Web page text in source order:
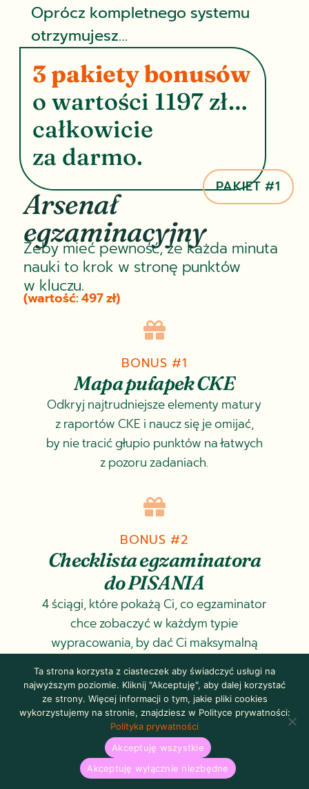
Oprócz kompletnego systemu
otrzymujesz…
3 pakiety bonusów
o wartości 1197 zł…
całkowicie
za darmo.
PAKIET #1
Arsenał
egzaminacyjny
Żeby mieć pewność, że każda minuta
nauki to krok w stronę punktów
w kluczu.
(wartość: 497 zł)

BONUS #1
Mapa pułapek CKE
Odkryj najtrudniejsze elementy matury
z raportów CKE i naucz się je omijać,
by nie tracić głupio punktów na łatwych
z pozoru zadaniach.

BONUS #2
Checklista egzaminatora
do PISANIA
4 ściągi, które pokażą Ci, co egzaminator
chce zobaczyć w każdym typie
wypracowania, by dać Ci maksymalną

BONUS #3
Checklista egzaminatora
do MÓWIENIA
Ta strona korzysta z ciasteczek aby świadczyć usługi na
najwyższym poziomie. Kliknij "Akceptuję", aby dalej korzystać
ze strony. Więcej informacji o tym, jakie pliki cookies
wykorzystujemy na stronie, znajdziesz w Polityce prywatności:
Polityka prywatności
Akceptuję wszystkie
Akceptuję wyłącznie niezbędne